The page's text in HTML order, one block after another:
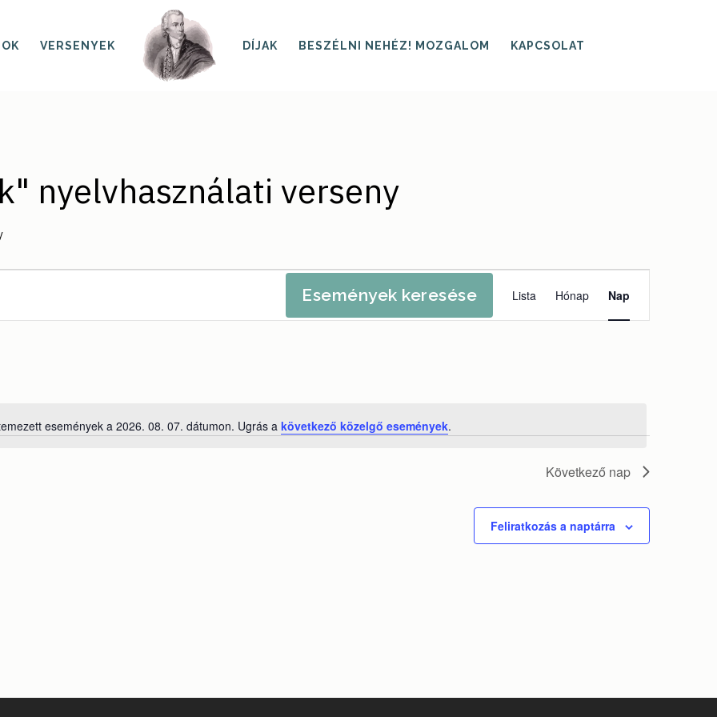
VERSENYEK DÍJAK BESZÉLNI NEHÉZ! MOZGALOM KAPCSOLAT
nyelvhasználati verseny
Notice
események a 2026. 08. 07. dátumon. Ugrás a következő közelgő események.
Események keresése
nézet
Lista Hónap Nap
Következő nap
Feliratkozás a naptárra